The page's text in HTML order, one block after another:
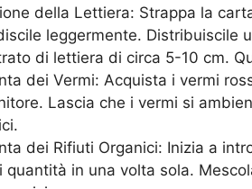
della Lettiera: Strappa la
leggermente. Distribuiscile
di lettiera di circa 5-10 cm.
dei Vermi: Acquista i vermi
Lascia che i vermi si
dei Rifiuti Organici: Inizia a
quantità in una volta sola.